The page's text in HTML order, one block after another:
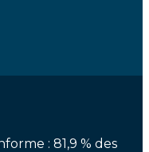
: 81,9 % des